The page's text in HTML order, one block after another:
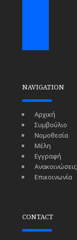
NAVIGATION
Αρχική
Συμβούλιο
Νομοθεσία
Μέλη
Εγγραφή
Ανακοινώσεις
Επικοινωνία
CONTACT